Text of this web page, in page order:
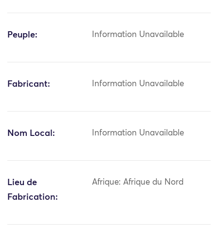
Peuple: Information Unavailable
Fabricant: Information Unavailable
Nom Local: Information Unavailable
Lieu de
Fabrication:
Afrique: Afrique du Nord